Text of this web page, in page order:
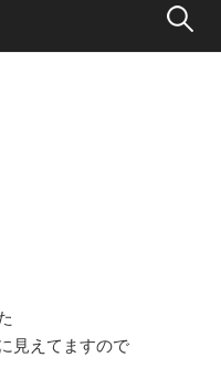
検
見えてますので